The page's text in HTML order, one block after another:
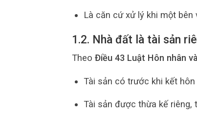
Là căn cứ xử lý khi một bên
1.2. Nhà đất là tài sản
Theo Điều 43 Luật Hôn nhân
Tài sản có trước khi kết hôn
Tài sản được thừa kế riêng,